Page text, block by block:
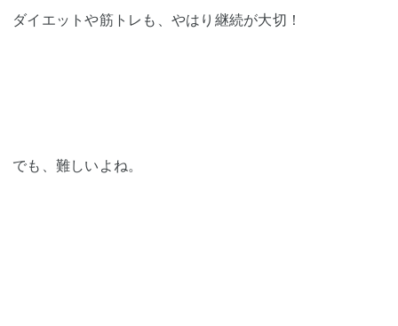
ダイエットや筋トレも、やはり継続が大切！
でも、難しいよね。